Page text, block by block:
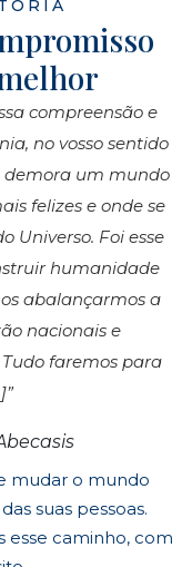
compreensão e
no vosso sentido
demora um mundo
felizes e onde se
Universo. Foi esse
humanidade
abalançarmos a
nacionais e
faremos para
mudar o mundo
suas pessoas.
esse caminho, com